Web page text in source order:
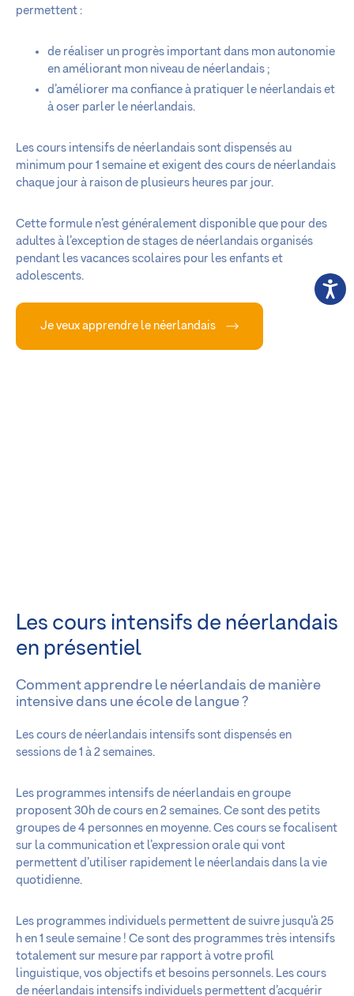
permettent :
de réaliser un progrès important dans mon autonomie
en améliorant mon niveau de néerlandais ;
d’améliorer ma confiance à pratiquer le néerlandais et
à oser parler le néerlandais.
Les cours intensifs de néerlandais sont dispensés au
minimum pour 1 semaine et exigent des cours de néerlandais
chaque jour à raison de plusieurs heures par jour.
Cette formule n’est généralement disponible que pour des
adultes à l’exception de stages de néerlandais organisés
pendant les vacances scolaires pour les enfants et
adolescents.
Je veux apprendre le néerlandais
Les cours intensifs de néerlandais
en présentiel
Comment apprendre le néerlandais de manière
intensive dans une école de langue ?
Les cours de néerlandais intensifs sont dispensés en
sessions de 1 à 2 semaines.
Les programmes intensifs de néerlandais en groupe
proposent 30h de cours en 2 semaines. Ce sont des petits
groupes de 4 personnes en moyenne. Ces cours se focalisent
sur la communication et l’expression orale qui vont
permettent d’utiliser rapidement le néerlandais dans la vie
quotidienne.
Les programmes individuels permettent de suivre jusqu’à 25
h en 1 seule semaine ! Ce sont des programmes très intensifs
totalement sur mesure par rapport à votre profil
linguistique, vos objectifs et besoins personnels. Les cours
de néerlandais intensifs individuels permettent d’acquérir